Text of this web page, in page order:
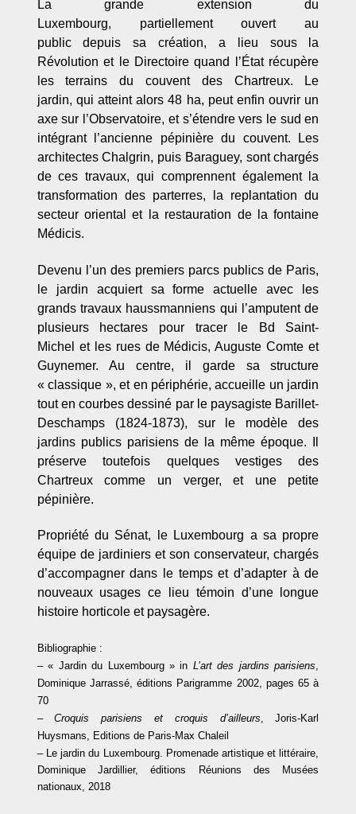
La grande extension du
Luxembourg, partiellement ouvert au
public depuis sa création, a lieu sous la
Révolution et le Directoire quand l’État récupère
les terrains du couvent des Chartreux. Le
jardin, qui atteint alors 48 ha, peut enfin ouvrir un
axe sur l’Observatoire, et s’étendre vers le sud en
intégrant l’ancienne pépinière du couvent. Les
architectes Chalgrin, puis Baraguey, sont chargés
de ces travaux, qui comprennent également la
transformation des parterres, la replantation du
secteur oriental et la restauration de la fontaine
Médicis.
Devenu l’un des premiers parcs publics de Paris,
le jardin acquiert sa forme actuelle avec les
grands travaux haussmanniens qui l’amputent de
plusieurs hectares pour tracer le Bd Saint-
Michel et les rues de Médicis, Auguste Comte et
Guynemer. Au centre, il garde sa structure
« classique », et en périphérie, accueille un jardin
tout en courbes dessiné par le paysagiste Barillet-
Deschamps (1824-1873), sur le modèle des
jardins publics parisiens de la même époque. Il
préserve toutefois quelques vestiges des
Chartreux comme un verger, et une petite
pépinière.
Propriété du Sénat, le Luxembourg a sa propre
équipe de jardiniers et son conservateur, chargés
d’accompagner dans le temps et d’adapter à de
nouveaux usages ce lieu témoin d’une longue
histoire horticole et paysagère.
Bibliographie :
– « Jardin du Luxembourg » in L’art des jardins parisiens
Dominique Jarrassé, éditions Parigramme 2002, pages 65 à
70
– Croquis parisiens et croquis d’ailleurs , Joris-Karl
Huysmans, Editions de Paris-Max Chaleil
– Le jardin du Luxembourg. Promenade artistique et littéraire
Dominique Jardillier, éditions Réunions des Musées
nationaux, 2018